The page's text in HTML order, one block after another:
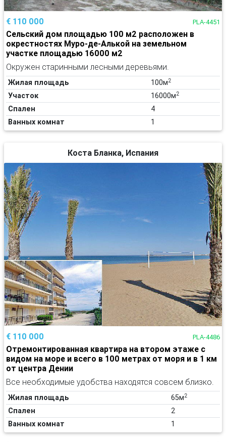
€ 110 000 PLA-4451
Сельский дом площадью 100 м2 расположен в
окрестностях Муро-де-Алькой на земельном
участке площадью 16000 м2
Окружен старинными лесными деревьями.
Жилая площадь 100м2
Участок 16000м2
Спален
4
Ванных комнат
1
Коста Бланка, Испания
€ 110 000 PLA-4486
Отремонтированная квартира на втором этаже с
видом на море и всего в 100 метрах от моря и в 1 км
от центра Дении
Все необходимые удобства находятся совсем близко.
Жилая площадь 65м2
Спален
2
Ванных комнат
1